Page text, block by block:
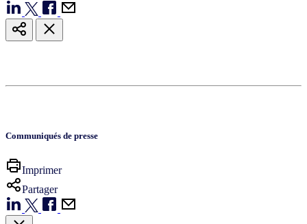
Communiqués de presse
Imprimer
Partager